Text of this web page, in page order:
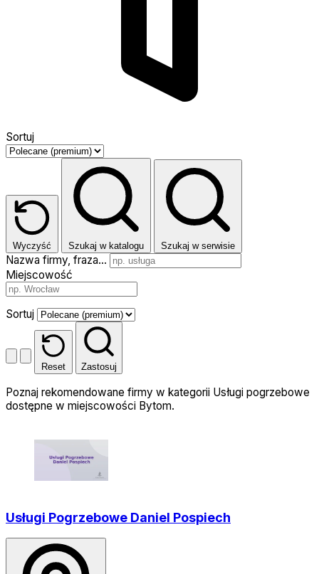
Sortuj
Wyczyść Szukaj w katalogu Szukaj w serwisie
Nazwa firmy, fraza…
Miejscowość
Sortuj
Reset Zastosuj
Poznaj rekomendowane firmy w kategorii Usługi pogrzebowe
dostępne w miejscowości Bytom.
Usługi Pogrzebowe Daniel Pospiech